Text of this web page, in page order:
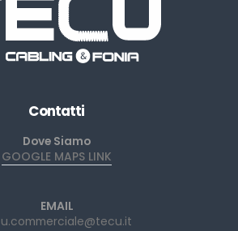
Contatti
Dove Siamo
GOOGLE MAPS LINK
EMAIL